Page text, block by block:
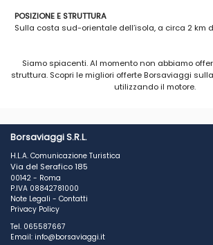
POSIZIONE E STRUTTURA
Sulla costa sud-orientale dell’isola, a circa 2 km
di linea a 50 m. Corpo centrale e ventiquattro
circondati da innumerevoli piscine multiformi
sapientemente gli spazi. Moderni ed eleganti sia
durante i lavori di costruzione.
SPIAGGIA E PISCINE
Direttamente sulla spiaggia di sabbia e ciottoli di
chilometri, con acque incredibilmente cristalline.
di cui 1 solo per adulti con idromassaggio, 1 con
(oltre 1,20 m di altezza) e 1 coperta, oltre a quelle
alcune camere. Uso gratuito di lettini e ombrelloni
gazebo in spiaggia e teli mare.
RISTORANTI E BAR
Siamo spiacenti. Al momento non abbiamo
struttura. Scopri le migliori offerte Borsaviaggi
utilizzando il motore.
Borsaviaggi S.R.L.
H.L.A. Comunicazione Turistica
Via del Serafico 185
00142 - Roma
P.IVA 08842781000
Note Legali - Contatti
Privacy Policy
Tel. 065587667
Email: info@borsaviaggi.it